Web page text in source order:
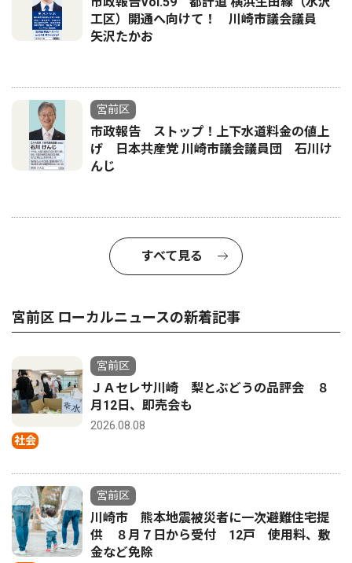
工区）開通へ向けて！ 川崎市議会議員
矢沢たかお
宮前区
市政報告 ストップ！上下水道料金の値上
げ 日本共産党 川崎市議会議員団 石川け
んじ
すべて見る
宮前区 ローカルニュースの新着記事
社会
宮前区
ＪＡセレサ川崎 梨とぶどうの品評会 ８
月12日、即売会も
2026.08.08
宮前区
川崎市 熊本地震被災者に一次避難住宅提
供 ８月７日から受付 12戸 使用料、敷
金など免除